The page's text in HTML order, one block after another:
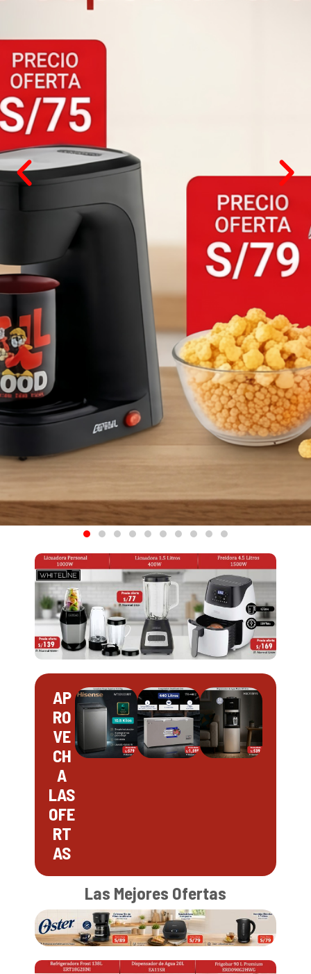
AP
RO
VE
CH
A
LAS
OFE
RT
AS
Las Mejores Ofertas